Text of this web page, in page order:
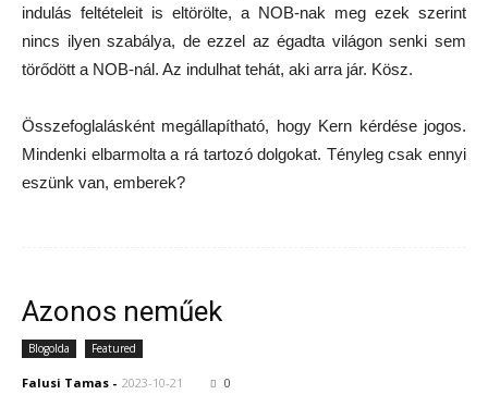
indulás feltételeit is eltörölte, a NOB-nak meg ezek szerint
nincs ilyen szabálya, de ezzel az égadta világon senki sem
törődött a NOB-nál. Az indulhat tehát, aki arra jár. Kösz.
Összefoglalásként megállapítható, hogy Kern kérdése jogos.
Mindenki elbarmolta a rá tartozó dolgokat. Tényleg csak ennyi
eszünk van, emberek?
Azonos neműek
Blogolda Featured
Falusi Tamas - 2023-10-21 0